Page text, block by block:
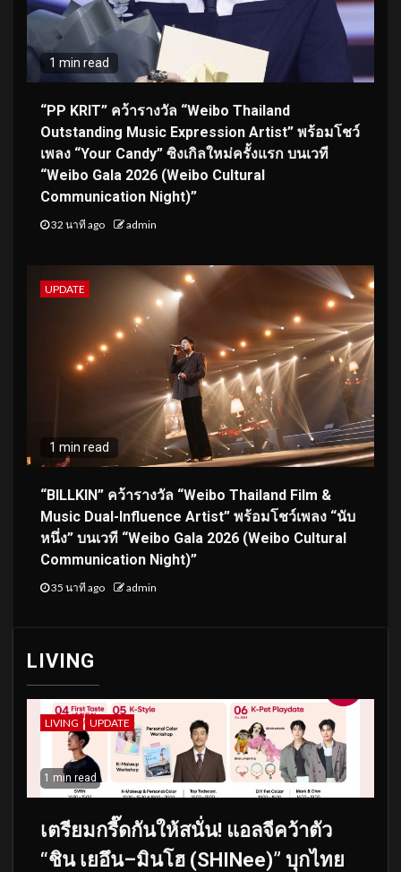
1 min read
“PP KRIT” คว้ารางวัล “Weibo Thailand
Outstanding Music Expression Artist” พร้อมโชว์
เพลง “Your Candy” ซิงเกิลใหม่ครั้งแรก บนเวที
“Weibo Gala 2026 (Weibo Cultural
Communication Night)”
32 นาที ago admin
UPDATE
1 min read
“BILLKIN” คว้ารางวัล “Weibo Thailand Film &
Music Dual-Influence Artist” พร้อมโชว์เพลง “นับ
หนึ่ง” บนเวที “Weibo Gala 2026 (Weibo Cultural
Communication Night)”
35 นาที ago admin
LIVING
LIVING UPDATE
1 min read
เตรียมกรี๊ดกันให้สนั่น! แอลจีคว้าตัว
“ชิน เยอึน–มินโฮ (SHINee)” บุกไทย